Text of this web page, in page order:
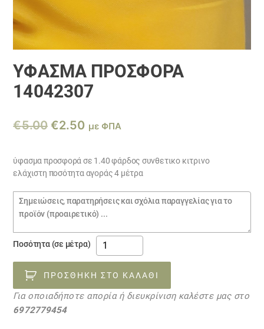
ΎΦΑΣΜΑ ΠΡΟΣΦΟΡΆ
14042307
€5.00 Original
was:
€5.00.
€2.50Η
τιμή
είναι:
€2.50.
με ΦΠΑ
ύφασμα προσφορά σε 1.40 φάρδος συνθετικο κιτρινο
ελάχιστη ποσότητα αγοράς 4 μέτρα
Σημειώσεις
παραγγελίας
Ποσότητα (σε μέτρα)
ύφασμα
προσφορά
14042307
ποσότητα
ΠΡΟΣΘΉΚΗ ΣΤΟ ΚΑΛΆΘΙ
Για οποιαδήποτε απορία ή διευκρίνιση καλέστε μας στο
6972779454